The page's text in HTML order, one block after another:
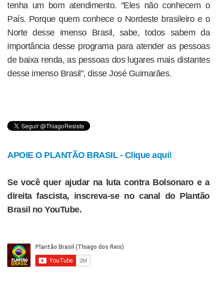
tenha um bom atendimento. "Eles não conhecem o
País. Porque quem conhece o Nordeste brasileiro e o
Norte desse imenso Brasil, sabe, todos sabem da
importância desse programa para atender as pessoas
de baixa renda, as pessoas dos lugares mais distantes
desse imenso Brasil", disse José Guimarães.
APOIE O PLANTÃO BRASIL - Clique aqui!
Se você quer ajudar na luta contra Bolsonaro e a
direita fascista, inscreva-se no canal do Plantão
Brasil no YouTube.